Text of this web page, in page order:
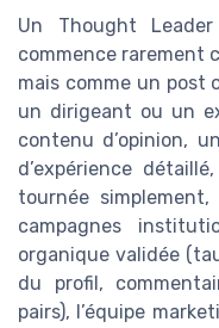
Un Thought
commence rarement
mais comme un post
un dirigeant ou un
contenu d’opinion,
d’expérience
tournée
campagnes
organique validée
du profil,
pairs), l’équipe